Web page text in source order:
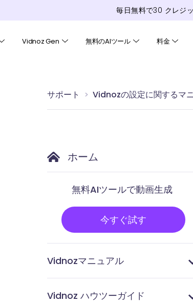
毎日無料で30 クレジ
Vidnoz Gen 無料のAIツール 料金
サポート Vidnozの設定に関するマ
ホーム
無料AIツールで動画生成
今すぐ試す
Vidnozマニュアル
Vidnoz ハウツーガイド